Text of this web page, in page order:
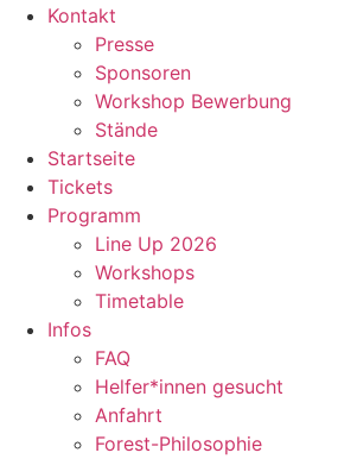
Kontakt
Presse
Sponsoren
Workshop Bewerbung
Stände
Startseite
Tickets
Programm
Line Up 2026
Workshops
Timetable
Infos
FAQ
Helfer*innen gesucht
Anfahrt
Forest-Philosophie